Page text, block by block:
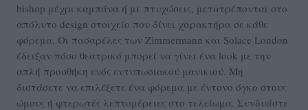
bishop μέχρι καμπάνα ή με πτυχώσεις, μετατρέπονται στο
απόλυτο design στοιχείο που δίνει χαρακτήρα σε κάθε
φόρεμα. Οι πασαρέλες των Zimmermann και Solace London
έδειξαν πόσο θεατρικό μπορεί να γίνει ένα look με την
απλή προσθήκη ενός εντυπωσιακού μανικιού. Μη
διστάσετε να επιλέξετε ένα φόρεμα με έντονο όγκο στους
ώμους ή φτερωτές λεπτομέρειες στο τελείωμα. Συνδυάστε